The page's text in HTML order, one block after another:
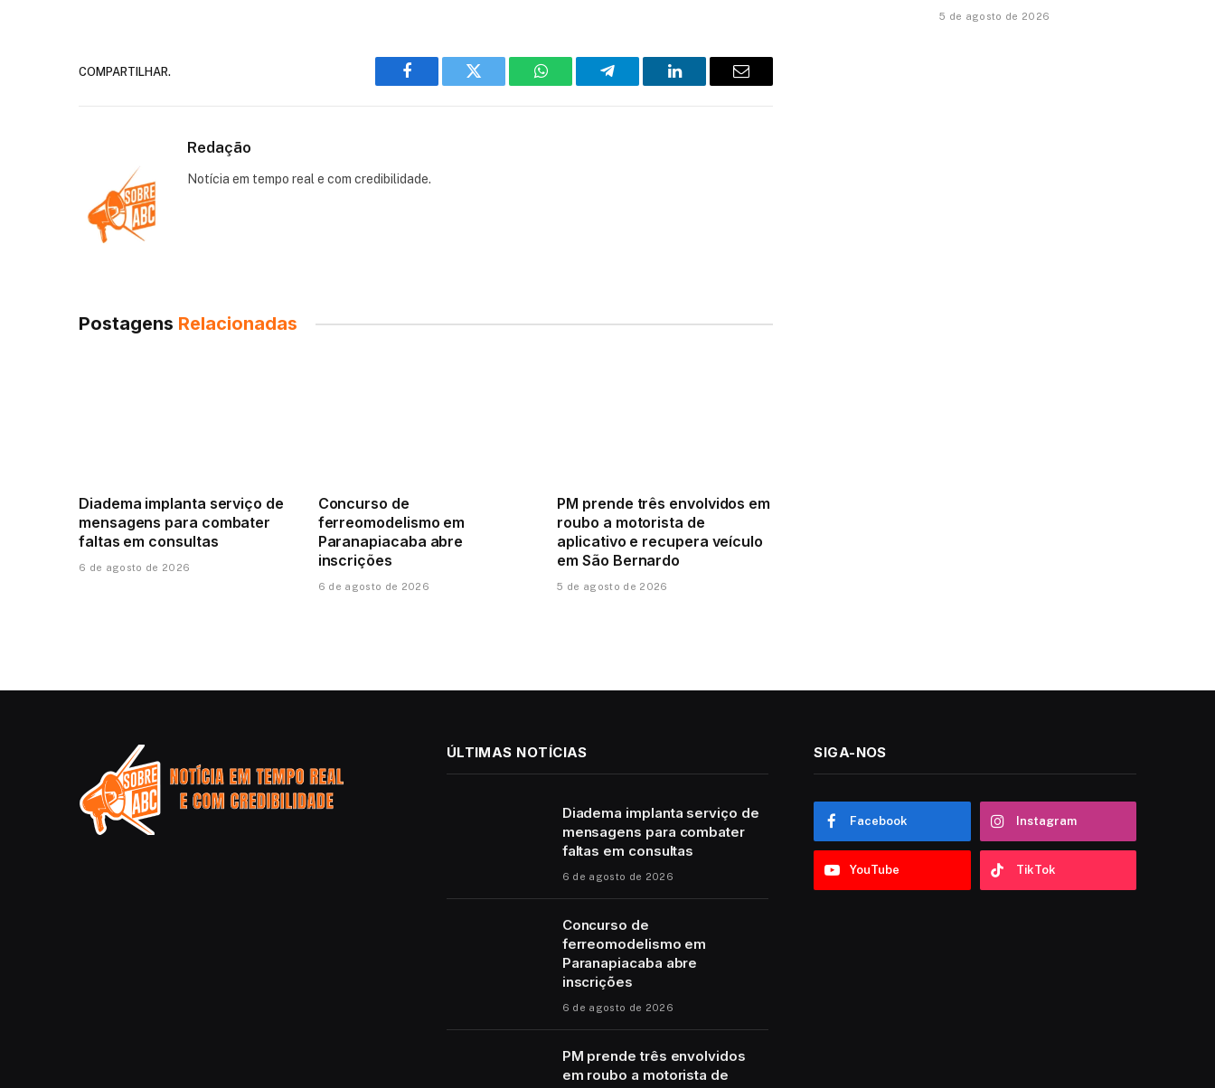
COMPARTILHAR.
Facebook Twitter WhatsAppTelegram LinkedIn Email
Redação
Notícia em tempo real e com credibilidade.
Postagens Relacionadas
Diadema implanta serviço de
mensagens para combater
faltas em consultas
6 de agosto de 2026
Concurso de
ferreomodelismo em
Paranapiacaba abre
inscrições
6 de agosto de 2026
PM prende três envolvidos em
roubo a motorista de
aplicativo e recupera veículo
em São Bernardo
5 de agosto de 2026
5 de agosto de 2026
ÚLTIMAS NOTÍCIAS
Diadema implanta serviço de
mensagens para combater
faltas em consultas
6 de agosto de 2026
Concurso de
ferreomodelismo em
Paranapiacaba abre
inscrições
6 de agosto de 2026
PM prende três envolvidos
em roubo a motorista de
SIGA-NOS
Facebook Instagram
YouTube TikTok